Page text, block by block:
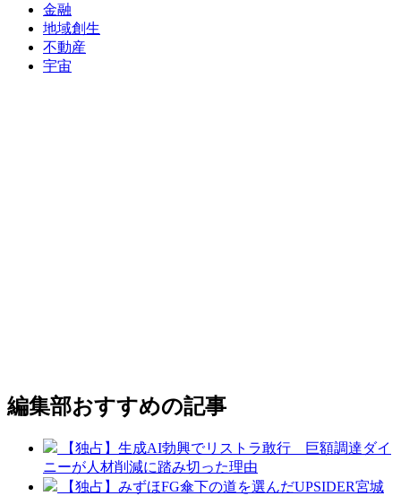
金融
地域創生
不動産
宇宙
編集部おすすめの記事
【独占】生成AI勃興でリストラ敢行 巨額調達ダイ
ニーが人材削減に踏み切った理由
【独占】みずほFG傘下の道を選んだUPSIDER宮城